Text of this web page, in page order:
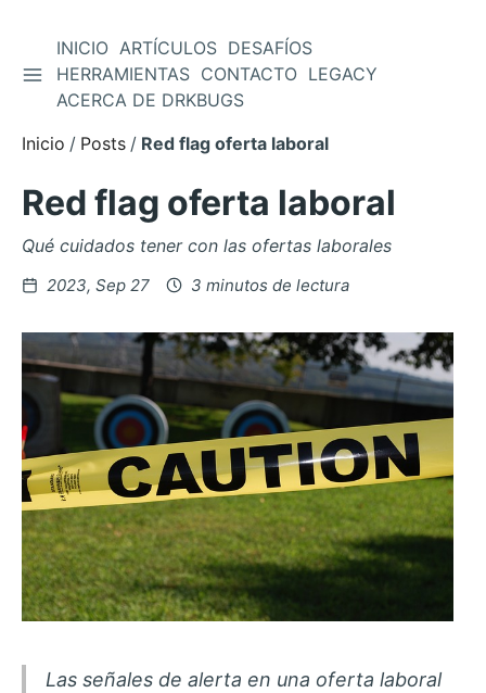
Saltar
contenido
ALTERNAR BARRA LATERAL
INICIO ARTÍCULOS DESAFÍOS
HERRAMIENTAS CONTACTO LEGACY
ACERCA DE DRKBUGS
Inicio
Posts Red flag oferta laboral
Red flag oferta laboral
Qué cuidados tener con las ofertas laborales
Posteado
2023, Sep 27 3 minutos de lectura
Las señales de alerta en una oferta laboral